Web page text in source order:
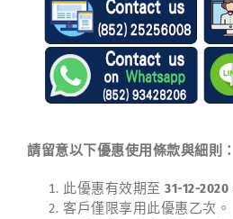
請留意以下優惠使用條款與細則：
此優惠有效期至 31-12-2020
客戶僅限享用此優惠乙次。